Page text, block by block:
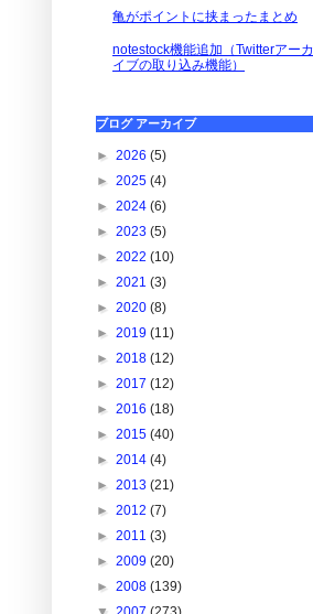
亀がポイントに挟まったまとめ
notestock機能追加（Twitterアーカ
イブの取り込み機能）
ブログ アーカイブ
► 2026 (5)
► 2025 (4)
► 2024 (6)
► 2023 (5)
► 2022 (10)
► 2021 (3)
► 2020 (8)
► 2019 (11)
► 2018 (12)
► 2017 (12)
► 2016 (18)
► 2015 (40)
► 2014 (4)
► 2013 (21)
► 2012 (7)
► 2011 (3)
► 2009 (20)
► 2008 (139)